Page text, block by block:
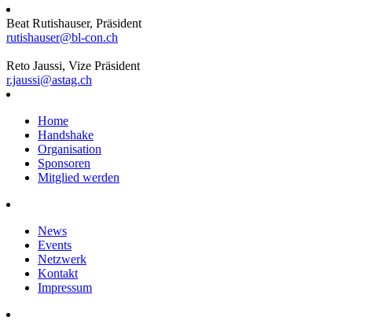
Beat Rutishauser, Präsident
rutishauser@bl-con.ch
Reto Jaussi, Vize Präsident
r.jaussi@astag.ch
Home
Handshake
Organisation
Sponsoren
Mitglied werden
News
Events
Netzwerk
Kontakt
Impressum